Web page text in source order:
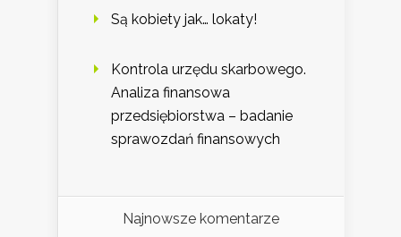
Są kobiety jak… lokaty!
Kontrola urzędu skarbowego.
Analiza finansowa
przedsiębiorstwa – badanie
sprawozdań finansowych
Najnowsze komentarze